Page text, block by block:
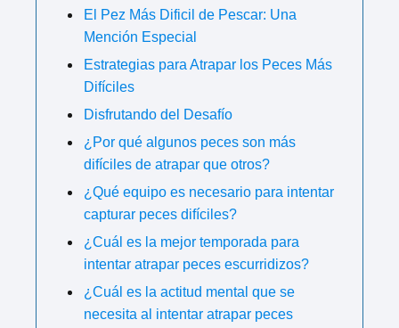
El Pez Más Dificil de Pescar: Una
Mención Especial
Estrategias para Atrapar los Peces Más
Difíciles
Disfrutando del Desafío
¿Por qué algunos peces son más
difíciles de atrapar que otros?
¿Qué equipo es necesario para intentar
capturar peces difíciles?
¿Cuál es la mejor temporada para
intentar atrapar peces escurridizos?
¿Cuál es la actitud mental que se
necesita al intentar atrapar peces